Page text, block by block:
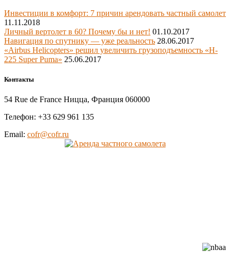
Инвестиции в комфорт: 7 причин арендовать частный самолет
11.11.2018
Личный вертолет в 60? Почему бы и нет! 01.10.2017
Навигация по спутнику — уже реальность 28.06.2017
«Airbus Helicopters» решил увеличить грузоподъемность «H-
225 Super Puma» 25.06.2017
Контакты
54 Rue de France Ницца, Франция 060000
Телефон: +33 629 961 135
Email: cofr@cofr.ru